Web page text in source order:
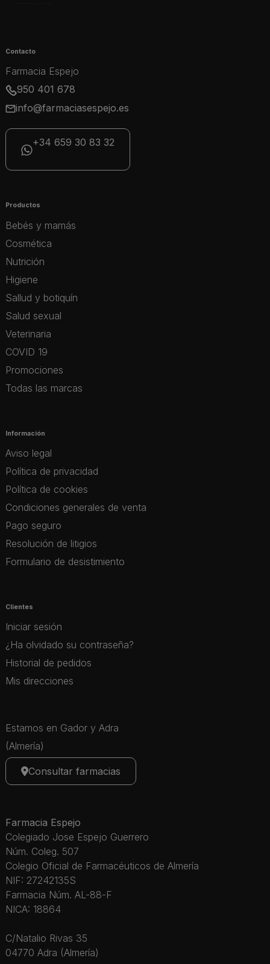
Contacto
Farmacia Espejo
950 401 678
info@farmaciasespejo.es
+34 659 30 83 32
Productos
Bebés y mamás
Cosmética
Nutrición
Higiene
Sallud y botiquín
Salud sexual
Veterinaria
COVID 19
Promociones
Todas las marcas
Información
Aviso legal
Política de privacidad
Política de cookies
Condiciones generales de venta
Pago seguro
Resolución de litigios
Formulario de desistimiento
Clientes
Iniciar sesión
¿Ha olvidado su contraseña?
Historial de pedidos
Mis direcciones
Estamos en Gador y Adra
(Almería)
Consultar farmacias
Farmacia Espejo
Colegiado Jose Espejo Guerrero
Núm. Coleg. 507
Colegio Oficial de Farmacéuticos de Almería
NIF: 27242135S
Farmacia Núm. AL-88-F
NICA: 18864
C/Natalio Rivas 35
04770 Adra (Almería)